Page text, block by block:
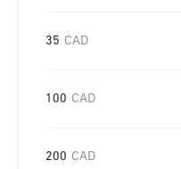
35 CAD
100 CAD
200 CAD